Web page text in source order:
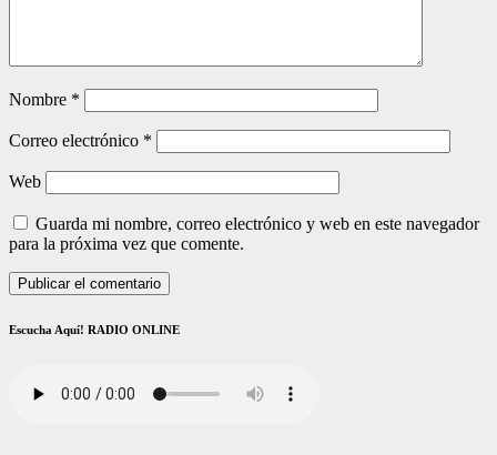
Nombre *
Correo electrónico *
Web
Guarda mi nombre, correo electrónico y web en este navegador
para la próxima vez que comente.
Escucha Aquí! RADIO ONLINE